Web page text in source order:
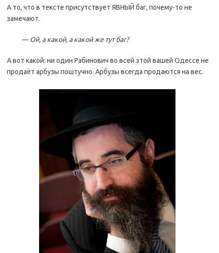
А то, что в тексте присутствует ЯВНЫЙ баг, почему-то не
замечают.
— Ой, а какой, а какой же тут баг?
А вот какой: ни один Рабинович во всей этой вашей Одессе не
продаёт арбузы поштучно. Арбузы всегда продаются на вес.